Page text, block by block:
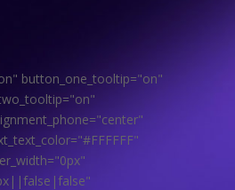
button_one_tooltip="on"